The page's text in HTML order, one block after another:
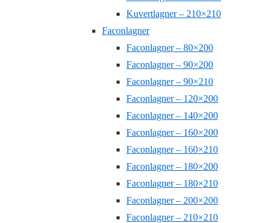
Kuvertlagner – 210×210
Faconlagner
Faconlagner – 80×200
Faconlagner – 90×200
Faconlagner – 90×210
Faconlagner – 120×200
Faconlagner – 140×200
Faconlagner – 160×200
Faconlagner – 160×210
Faconlagner – 180×200
Faconlagner – 180×210
Faconlagner – 200×200
Faconlagner – 210×210